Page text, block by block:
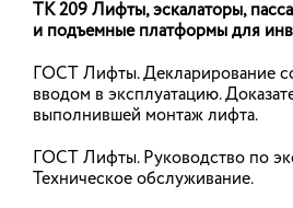
138-е заседание Экспертного
Национального объединения
(НОСТРОЙ) по вопросам
19 мая 2026 года под
Белоусова. Заседание
видео-конференц-связи, его
19 из 28 членов Экспертного
голоса.
ТК 209 Лифты, эскалаторы,
и подъемные платформы для
ГОСТ Лифты. Декларирование
вводом в эксплуатацию.
выполнившей монтаж лифта.
ГОСТ Лифты. Руководство по
Техническое обслуживание.